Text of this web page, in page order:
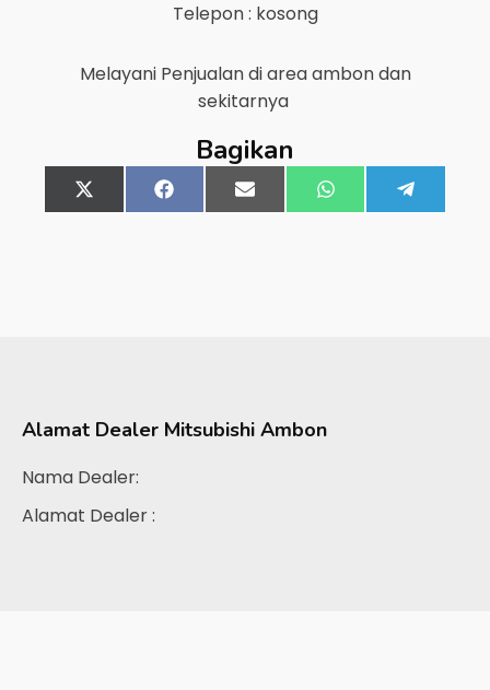
Telepon : kosong
Melayani Penjualan di areaambondan
sekitarnya
Bagikan
Share
on
X
(Twitter)
Share
on
FacebookShare
on
Email Share
on
WhatsApp
on
Alamat Dealer Mitsubishi Ambon
Nama Dealer:
Alamat Dealer :